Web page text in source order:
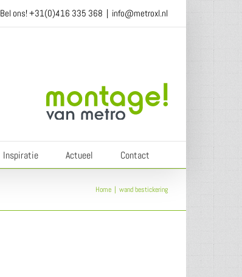
Bel ons!+31(0)416 335 368 | info@metroxl.nl
Inspiratie Actueel Contact
Home wand bestickering